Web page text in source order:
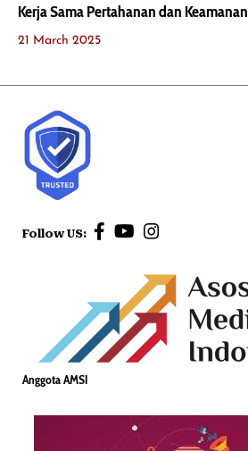
Kerja Sama Pertahanan dan Keamanan
21 March 2025
Follow US:
Anggota AMSI